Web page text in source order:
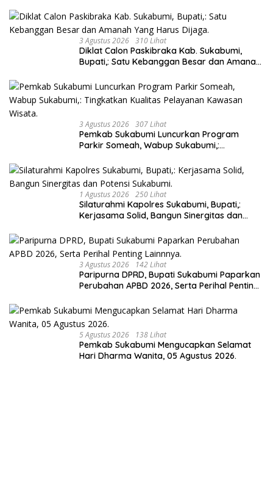
3 Agustus 2026 310 Lihat
Diklat Calon Paskibraka Kab. Sukabumi,
Bupati,: Satu Kebanggan Besar dan Amanah
3 Agustus 2026 307 Lihat
Pemkab Sukabumi Luncurkan Program
Parkir Someah, Wabup Sukabumi,:
Wisata.
1 Agustus 2026 250 Lihat
Silaturahmi Kapolres Sukabumi, Bupati,:
Kerjasama Solid, Bangun Sinergitas dan
3 Agustus 2026 142 Lihat
Paripurna DPRD, Bupati Sukabumi Paparkan
Perubahan APBD 2026, Serta Perihal Penting
5 Agustus 2026 138 Lihat
Pemkab Sukabumi Mengucapkan Selamat
Hari Dharma Wanita, 05 Agustus 2026.